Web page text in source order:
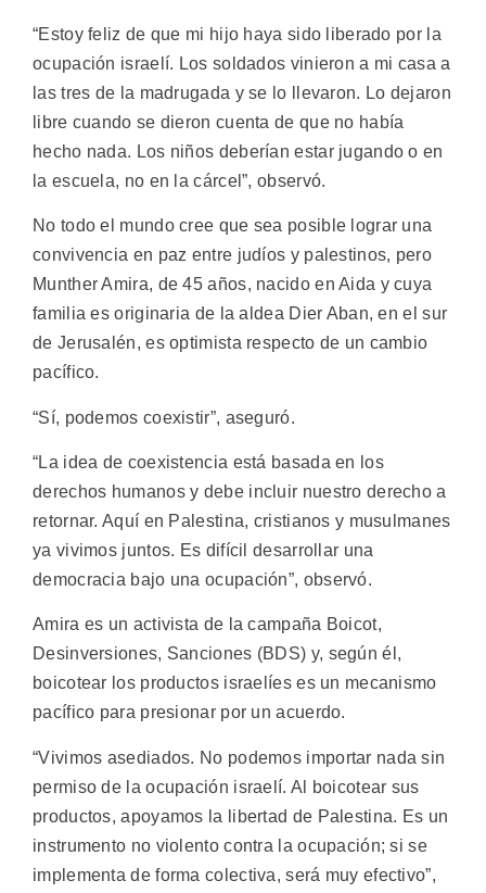
“Estoy feliz de que mi hijo haya sido liberado por la
ocupación israelí. Los soldados vinieron a mi casa a
las tres de la madrugada y se lo llevaron. Lo dejaron
libre cuando se dieron cuenta de que no había
hecho nada. Los niños deberían estar jugando o en
la escuela, no en la cárcel”, observó.
No todo el mundo cree que sea posible lograr una
convivencia en paz entre judíos y palestinos, pero
Munther Amira, de 45 años, nacido en Aida y cuya
familia es originaria de la aldea Dier Aban, en el sur
de Jerusalén, es optimista respecto de un cambio
pacífico.
“Sí, podemos coexistir”, aseguró.
“La idea de coexistencia está basada en los
derechos humanos y debe incluir nuestro derecho a
retornar. Aquí en Palestina, cristianos y musulmanes
ya vivimos juntos. Es difícil desarrollar una
democracia bajo una ocupación”, observó.
Amira es un activista de la campaña Boicot,
Desinversiones, Sanciones (BDS) y, según él,
boicotear los productos israelíes es un mecanismo
pacífico para presionar por un acuerdo.
“Vivimos asediados. No podemos importar nada sin
permiso de la ocupación israelí. Al boicotear sus
productos, apoyamos la libertad de Palestina. Es un
instrumento no violento contra la ocupación; si se
implementa de forma colectiva, será muy efectivo”,